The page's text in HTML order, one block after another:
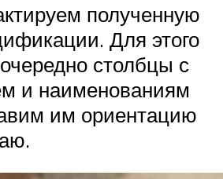
полученную
Для этого
столбцы с
и наименованиям
им ориентацию